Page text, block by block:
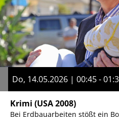
Do, 14.05.2026 | 00:45 -
Krimi (USA 2008)
Bei Erdbauarbeiten stößt ein